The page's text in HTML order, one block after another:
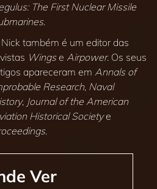
The First Nuclear Missile
.
Nick também é um editor das
Wingse Airpower. Os seus
apareceram em Annals of
Research, Naval
, Journal of the American
Historical Societye
.
Ver